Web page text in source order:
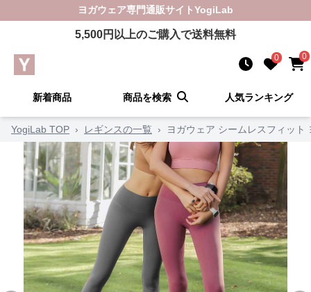
ヨガウェア専門通販サイトYogiLab
5,500円以上のご購入で送料無料
0 0
新着商品 商品を検索 人気ランキング
YogiLab TOP › レギンスの一覧 › ヨガウェア シームレスフィット